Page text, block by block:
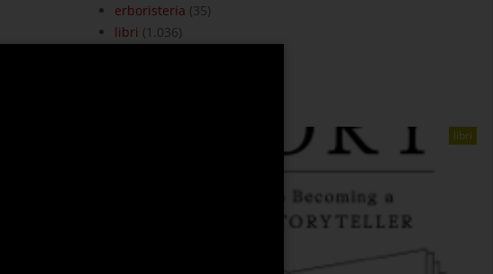
erboristeria (35)
libri (1.036)
libri